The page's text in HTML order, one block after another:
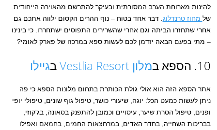
להינות מארוחת הערב המסורתית ובעיקר להתרשם מהאוירה הייחודית
של מחוז טרנדלוג. דבר אחד בטוח – נוף ההרים הקסום ילווה אתכם גם
אחרי שתחזרו הביתה וגם אחרי שהשרירים התפוסים ישתחררו. כי בינינו
– מתי בפעם הבאה יזדמן לכם לעשות ספא במרכזו של פארק לאומי?
10. הספא ב מלון Vestlia Resort בגיילו
אתר הספא הזה הוא אולי גולת הכותרת בתחום מלונות הספא כי פה
ניתן לעשות כמעט הכל: יוגה, שיעורי כושר, טיפול גוף שונים, טיפולי יופי
ופנים, טיפול הסרת שיער, עיסויים וכמובן להתפנק בסאונה, בג'קוזי,
בבריכות השחייה, בחדר האדים, במרחצאות החמים, בחמאם ואפילו